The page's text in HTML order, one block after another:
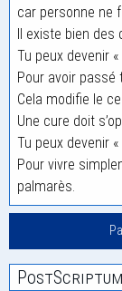
car personne ne
Il existe bien des
Tu peux devenir
Pour avoir passé
Cela modifie le
Une cure doit
Tu peux devenir
Pour vivre
palmarès.
PostScriptum